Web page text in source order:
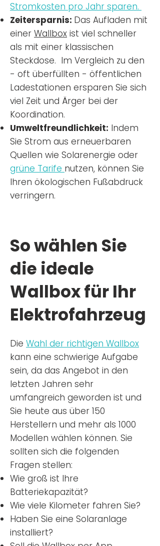
Stromkosten pro Jahr sparen.
Zeitersparnis: Das Aufladen mit
einer Wallbox ist viel schneller
als mit einer klassischen
Steckdose. Im Vergleich zu den
- oft überfüllten - öffentlichen
Ladestationen ersparen Sie sich
viel Zeit und Ärger bei der
Koordination.
Umweltfreundlichkeit: Indem
Sie Strom aus erneuerbaren
Quellen wie Solarenergie oder
grüne Tarife nutzen, können Sie
Ihren ökologischen Fußabdruck
verringern.
So wählen Sie
die ideale
Wallbox für Ihr
Elektrofahrzeug
Die Wahl der richtigen Wallbox
kann eine schwierige Aufgabe
sein, da das Angebot in den
letzten Jahren sehr
umfangreich geworden ist und
Sie heute aus über 150
Herstellern und mehr als 1000
Modellen wählen können. Sie
sollten sich die folgenden
Fragen stellen:
Wie groß ist Ihre
Batteriekapazität?
Wie viele Kilometer fahren Sie?
Haben Sie eine Solaranlage
installiert?